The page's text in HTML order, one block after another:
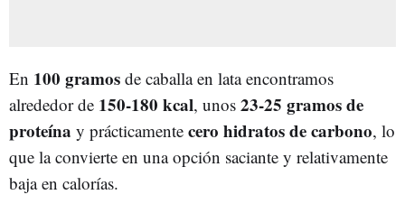
En 100 gramos de caballa en lata encontramos
alrededor de 150-180 kcal, unos 23-25 gramos de
proteína y prácticamente cero hidratos de carbono, lo
que la convierte en una opción saciante y relativamente
baja en calorías.